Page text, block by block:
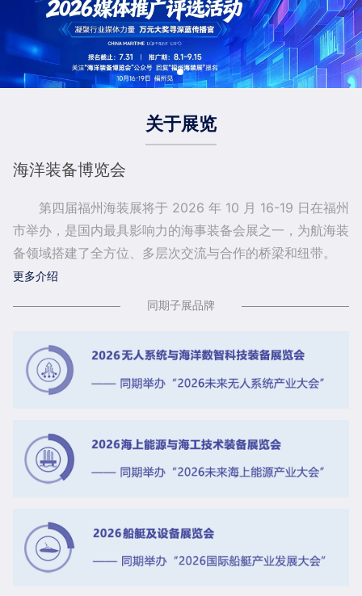
关于展览
海洋装备博览会
第四届福州海装展将于 2026 年 10 月 16-19 日在福州
市举办，是国内最具影响力的海事装备会展之一，为航海装
备领域搭建了全方位、多层次交流与合作的桥梁和纽带。
更多介绍
同期子展品牌